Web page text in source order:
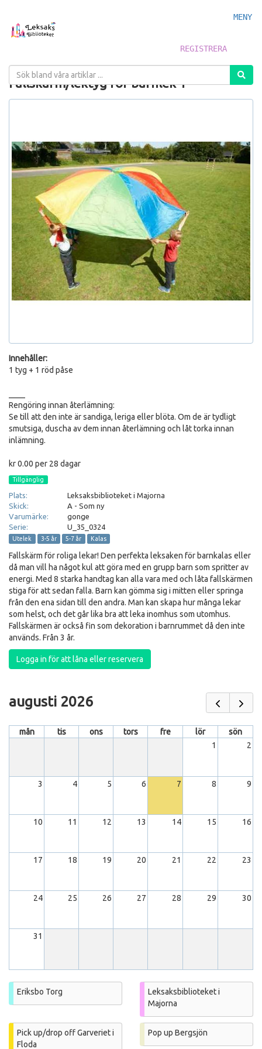
MENY
REGISTRERA
Fallskärm/lektyg för barnlek 1
Innehåller:
1 tyg + 1 röd påse
Rengöring innan återlämning:
Se till att den inte är sandiga, leriga eller blöta. Om de är tydligt
smutsiga, duscha av dem innan återlämning och låt torka innan
inlämning.
kr 0.00 per 28 dagar
Tillgänglig
Plats:
Leksaksbiblioteket i Majorna
Skick:
A - Som ny
Varumärke:
gonge
Serie:
U_35_0324
Utelek 3-5 år 5-7 år Kalas
Fallskärm för roliga lekar! Den perfekta leksaken för barnkalas eller
då man vill ha något kul att göra med en grupp barn som spritter av
energi. Med 8 starka handtag kan alla vara med och låta fallskärmen
stiga för att sedan falla. Barn kan gömma sig i mitten eller springa
från den ena sidan till den andra. Man kan skapa hur många lekar
som helst, och det går lika bra att leka inomhus som utomhus.
Fallskärmen är också fin som dekoration i barnrummet då den inte
används. Från 3 år.
Logga in för att låna eller reservera
augusti 2026
mån tis ons tors fre lör
sön
1
2
3 4 5 6 7 8 9
10 11 12 13 14 15 16
17 18 19 20 21 22 23
24 25 26 27 28 29 30
31
Eriksbo Torg
Leksaksbiblioteket i
Majorna
Pick up/drop off Garveriet i
Floda
Pop up Bergsjön